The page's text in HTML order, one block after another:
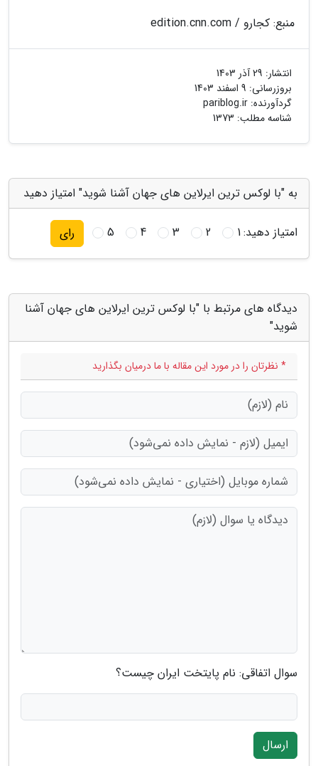
منبع: کجارو / edition.cnn.com
انتشار: 29 آذر 1403
بروزرسانی: 9 اسفند 1403
گردآورنده: pariblog.ir
شناسه مطلب: 1373
به "با لوکس ترین ایرلاین های جهان آشنا شوید" امتیاز دهید
امتیاز دهید:1
2
3
4
5 رای
دیدگاه های مرتبط با "با لوکس ترین ایرلاین های جهان آشنا
شوید"
* نظرتان را در مورد این مقاله با ما درمیان بگذارید
سوال اتفاقی: نام پایتخت ایران چیست؟
ارسال